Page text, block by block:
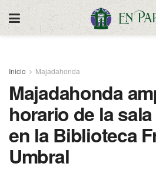
Inicio Majadahonda
Majadahonda
horario de la
en la Biblioteca
Umbral